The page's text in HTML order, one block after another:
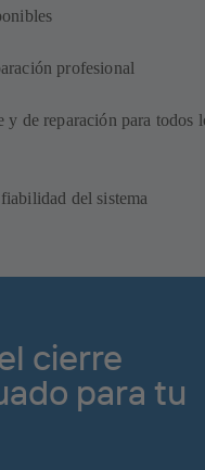
profesional
y de reparación para todos
del sistema
cierre
para tu